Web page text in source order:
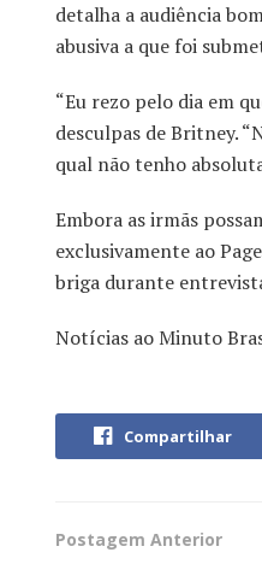
detalha a audiência
abusiva a que foi
“Eu rezo pelo dia em
desculpas de Britney.
qual não tenho
Embora as irmãs
exclusivamente ao
briga durante
Notícias ao Minuto
Compartilhar
Postagem Anterior